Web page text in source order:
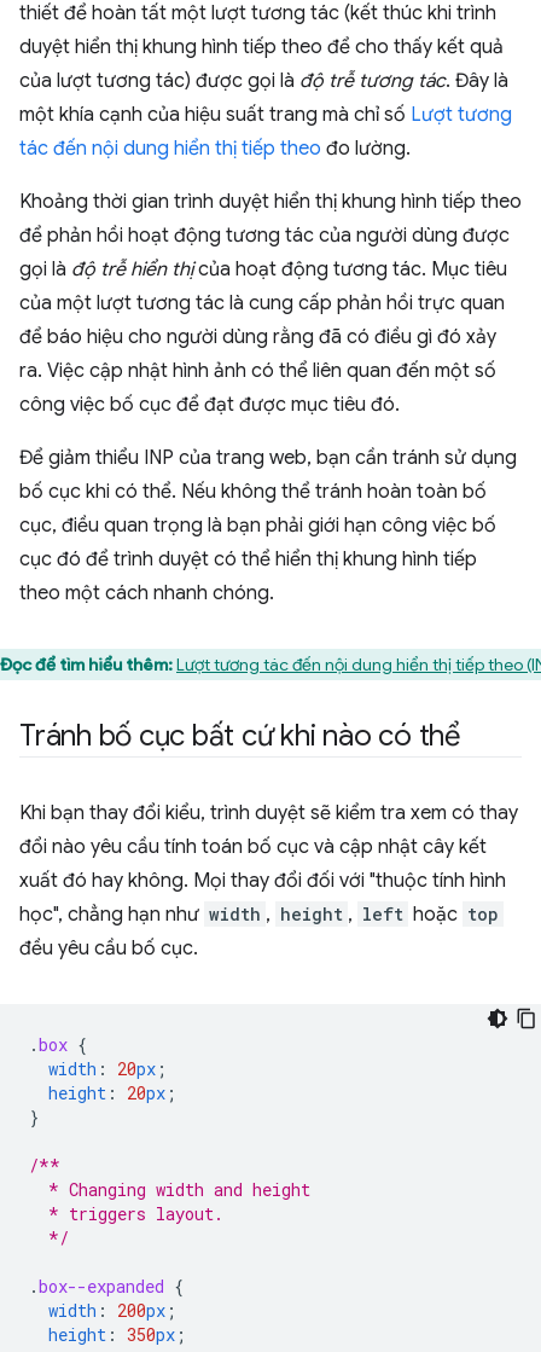
thiết để hoàn tất một lượt tương tác (kết thúc khi trình
duyệt hiển thị khung hình tiếp theo để cho thấy kết quả
của lượt tương tác) được gọi là độ trễ tương tác. Đây là
một khía cạnh của hiệu suất trang mà chỉ số Lượt tương
tác đến nội dung hiển thị tiếp theo đo lường.
Khoảng thời gian trình duyệt hiển thị khung hình tiếp theo
để phản hồi hoạt động tương tác của người dùng được
gọi là độ trễ hiển thịcủa hoạt động tương tác. Mục tiêu
của một lượt tương tác là cung cấp phản hồi trực quan
để báo hiệu cho người dùng rằng đã có điều gì đó xảy
ra. Việc cập nhật hình ảnh có thể liên quan đến một số
công việc bố cục để đạt được mục tiêu đó.
Để giảm thiểu INP của trang web, bạn cần tránh sử dụng
bố cục khi có thể. Nếu không thể tránh hoàn toàn bố
cục, điều quan trọng là bạn phải giới hạn công việc bố
cục đó để trình duyệt có thể hiển thị khung hình tiếp
theo một cách nhanh chóng.
Đọc để tìm hiểu thêm:Lượt tương tác đến nội dung hiển thị tiếp theo
Tránh bố cục bất cứ khi nào có thể
Khi bạn thay đổi kiểu, trình duyệt sẽ kiểm tra xem có thay
đổi nào yêu cầu tính toán bố cục và cập nhật cây kết
xuất đó hay không. Mọi thay đổi đối với "thuộc tính hình
học", chẳng hạn như width , height , left hoặc top
đều yêu cầu bố cục.
.box {
width : 20px ;
height : 20px ;
}
/**
  * Changing width and height
  * triggers layout.
  */
.box--expanded {
width : 200px ;
height : 350px ;